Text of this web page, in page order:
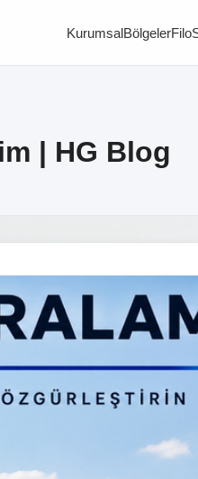
KurumsalBölgelerFilo
| HG Blog